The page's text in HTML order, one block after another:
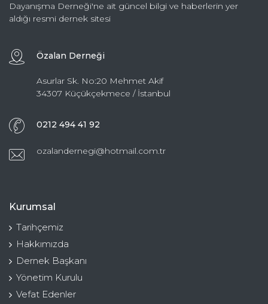
Dayanışma Derneği'ne ait güncel bilgi ve haberlerin yer
aldığı resmi dernek sitesi
Özalan Derneği
Asurlar Sk. No:20 Mehmet Akif
34307 Küçükçekmece / İstanbul
0212 494 41 92
ozalandernegi@hotmail.com.tr
Kurumsal
Tarihçemiz
Hakkımızda
Dernek Başkanı
Yönetim Kurulu
Vefat Edenler